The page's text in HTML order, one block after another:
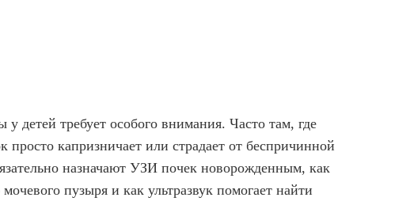
детей требует особого внимания. Часто там, где
просто капризничает или страдает от беспричинной
назначают УЗИ почек новорожденным, как
пузыря и как ультразвук помогает найти